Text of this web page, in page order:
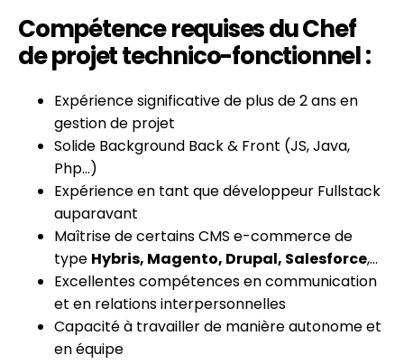
Compétence requises du Chef
de projet technico-fonctionnel :
Expérience significative de plus de 2 ans en
gestion de projet
Solide Background Back & Front (JS, Java,
Php…)
Expérience en tant que développeur Fullstack
auparavant
Maîtrise de certains CMS e-commerce de
type Hybris, Magento, Drupal, Salesforce,…
Excellentes compétences en communication
et en relations interpersonnelles
Capacité à travailler de manière autonome et
en équipe